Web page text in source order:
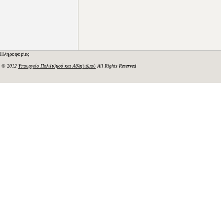
Πληροφορίες
© 2012 Υπουργείο Πολιτισμού και Αθλητισμού All Rights Reserved